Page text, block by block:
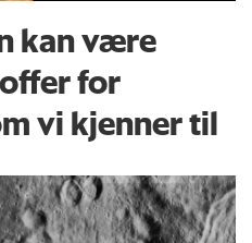
kan være
for
vi kjenner til